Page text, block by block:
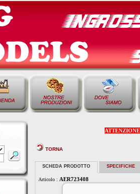
TORNA
SCHEDA PRODOTTO SPECIFICHE
Articolo : AER723408